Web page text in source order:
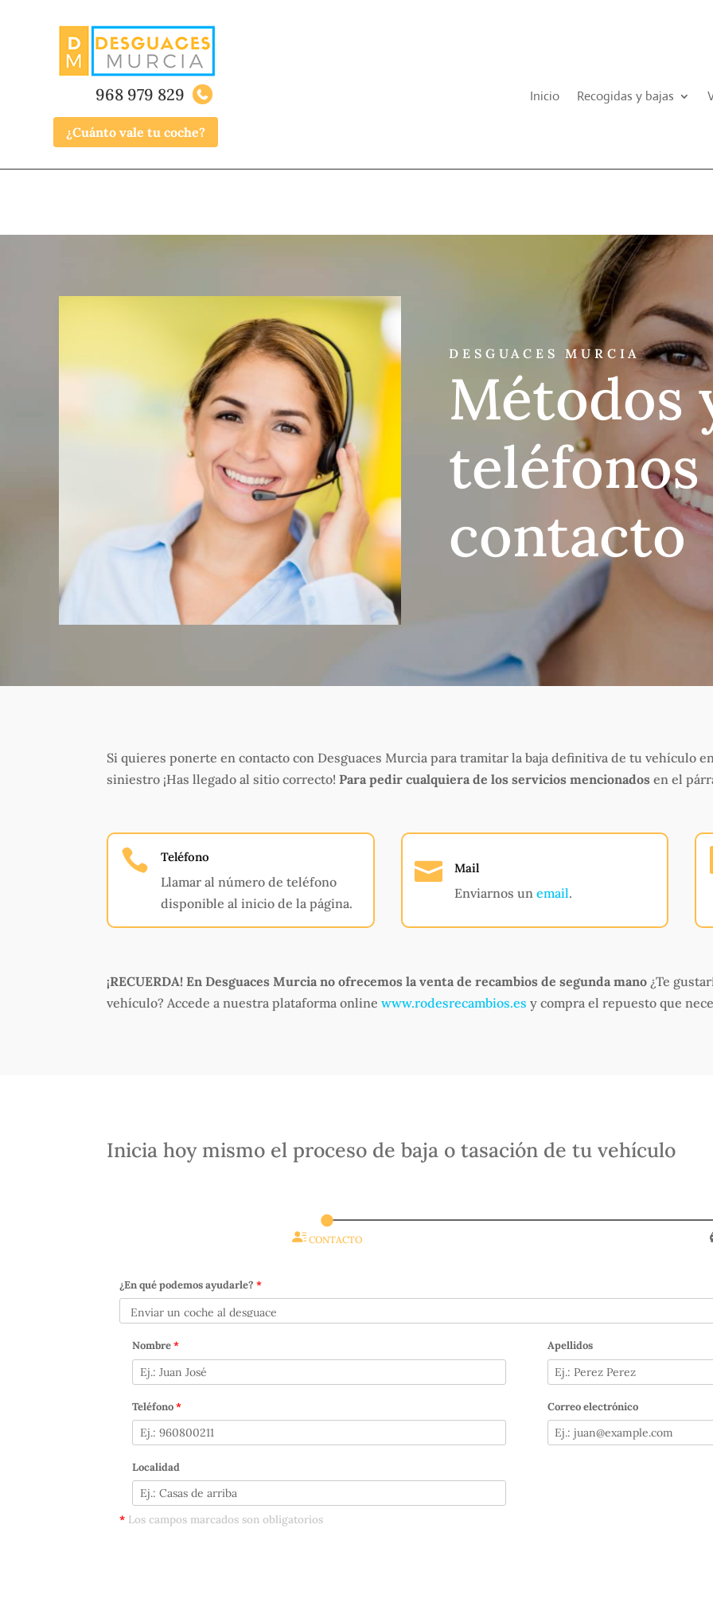
968 979 829
¿Cuánto vale tu coche?
Inicio Recogidas y bajas
DESGUACES MURCIA
Métodos
teléfonos
contacto
Si quieres ponerte en contacto con Desguaces Murcia para tramitar la baja definitiva de tu vehículo
siniestro ¡Has llegado al sitio correcto!Para pedir cualquiera de los servicios mencionados en el
 Teléfono
Llamar al número de teléfono
disponible al inicio de la página.
 Mail
Enviarnos un email.
¡RECUERDA! En Desguaces Murcia no ofrecemos la venta de recambios de segunda mano ¿Te
vehículo? Accede a nuestra plataforma onlinewww.rodesrecambios.es y compra el repuesto que
Inicia hoy mismo el proceso de baja o tasación de tu vehículo
CONTACTO
¿En qué podemos ayudarle?*
Nombre* Apellidos
Teléfono* Correo electrónico
Localidad
* Los campos marcados son obligatorios